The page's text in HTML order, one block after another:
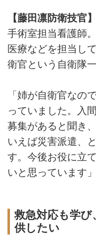
【藤田凛防衛技官】
手術室担当看護師
医療などを担当し
衛官という自衛隊
「姉が自衛官なの
っていました。入
募集があると聞き
いえば災害派遣、
す。今後お役に立
いと思っています」
救急対応も学び
供したい